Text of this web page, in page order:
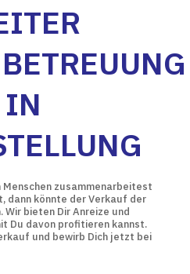
zusammenarbeitest
dann könnte der Verkauf der
bieten Dir Anreize und
Du davon profitieren kannst.
und bewirb Dich jetzt bei